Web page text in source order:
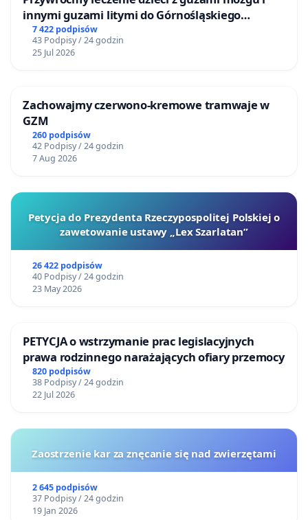
innymi guzami litymi do Górnośląskiego
Centrum Zdrowia Dziecka w Katowicach
7 422 podpisów
43 Podpisy / 24 godzin
25 Jul 2026
Zachowajmy czerwono-kremowe tramwaje w
GZM
260 podpisów
42 Podpisy / 24 godzin
7 Aug 2026
Petycja do Prezydenta Rzeczypospolitej Polskiej o
zawetowanie ustawy „Lex Szarlatan”
26 422 podpisów
40 Podpisy / 24 godzin
23 May 2026
PETYCJA o wstrzymanie prac legislacyjnych
prawa rodzinnego narażających ofiary przemocy
820 podpisów
38 Podpisy / 24 godzin
22 Jul 2026
Zaostrzenie kar za znęcanie się nad zwierzętami
2 645 podpisów
37 Podpisy / 24 godzin
19 Jan 2026